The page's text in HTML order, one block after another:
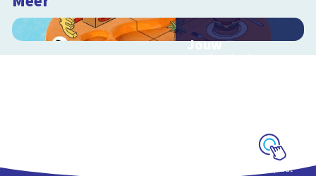
Jouw
ecologische
Schoolplaat